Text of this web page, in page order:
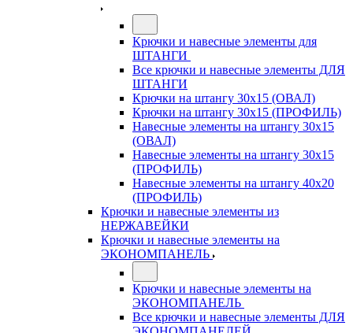
Крючки и навесные элементы для
ШТАНГИ
Все крючки и навесные элементы ДЛЯ
ШТАНГИ
Крючки на штангу 30х15 (ОВАЛ)
Крючки на штангу 30х15 (ПРОФИЛЬ)
Навесные элементы на штангу 30х15
(ОВАЛ)
Навесные элементы на штангу 30х15
(ПРОФИЛЬ)
Навесные элементы на штангу 40х20
(ПРОФИЛЬ)
Крючки и навесные элементы из
НЕРЖАВЕЙКИ
Крючки и навесные элементы на
ЭКОНОМПАНЕЛЬ
Крючки и навесные элементы на
ЭКОНОМПАНЕЛЬ
Все крючки и навесные элементы ДЛЯ